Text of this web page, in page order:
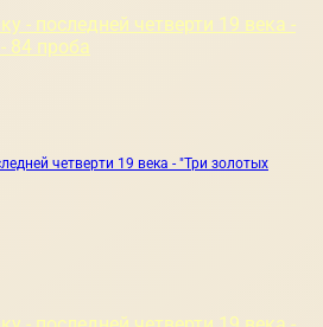
четверти 19 века - "Три золотых